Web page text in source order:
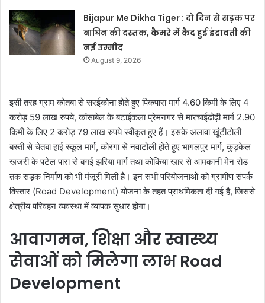
Bijapur Me Dikha Tiger : दो दिन से सड़क पर
बाघिन की दस्तक, कैमरे में कैद हुई इंद्रावती की
नई उम्मीद
August 9, 2026
इसी तरह ग्राम कोतबा से सरईकोना होते हुए पिकपारा मार्ग 4.60 किमी के लिए 4
करोड़ 59 लाख रुपये, कांसाबेल के बटाईकला प्रेमनगर से मारचाईढोढ़ी मार्ग 2.90
किमी के लिए 2 करोड़ 79 लाख रुपये स्वीकृत हुए हैं। इसके अलावा खूंटीटोली
बस्ती से चेतबा हाई स्कूल मार्ग, कोरंगा से नवाटोली होते हुए भागलपुर मार्ग, कुड़केल
खजरी के पटेल पारा से बगई झरिया मार्ग तथा कोकिया खार से आमकानी मेन रोड
तक सड़क निर्माण को भी मंजूरी मिली है। इन सभी परियोजनाओं को ग्रामीण संपर्क
विस्तार (Road Development) योजना के तहत प्राथमिकता दी गई है, जिससे
क्षेत्रीय परिवहन व्यवस्था में व्यापक सुधार होगा।
आवागमन, शिक्षा और स्वास्थ्य
सेवाओं को मिलेगा लाभ Road
Development